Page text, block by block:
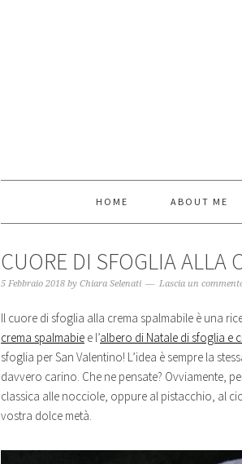
HOME ABOUT ME
CUORE DI SFOGLIA ALLA
5 Febbraio 2018 by Chiara Selenati Lascia un
Il cuore di sfoglia alla crema spalmabile è una
crema spalmabie e l’albero di Natale di sfoglia e
sfoglia per San Valentino! L’idea è sempre la
davvero carino. Che ne pensate? Ovviamente,
classica alle nocciole, oppure al pistacchio, al
vostra dolce metà.